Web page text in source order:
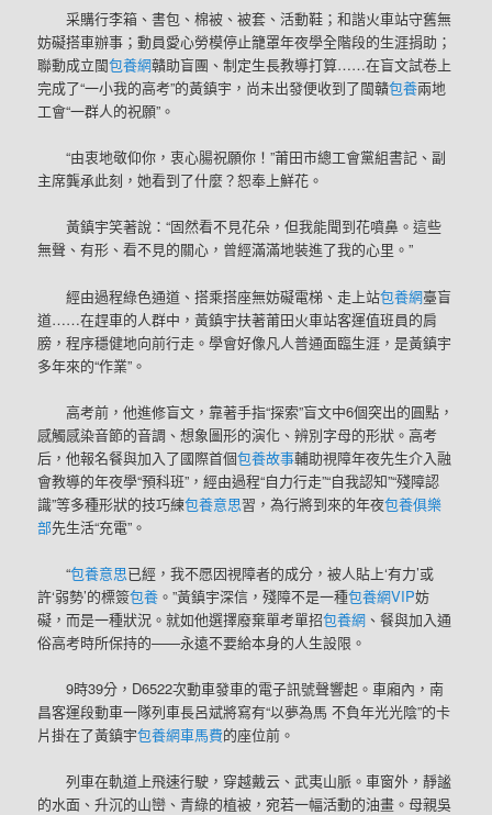
采購行李箱、書包、棉被、被套、活動鞋；和諧火車站守舊無
妨礙搭車辦事；動員愛心勞模停止籠罩年夜學全階段的生涯捐助；
聯動成立閩包養網贛助盲團、制定生長教導打算……在盲文試卷上
完成了“一小我的高考”的黃鎮宇，尚未出發便收到了閩贛包養兩地
工會“一群人的祝願”。
“由衷地敬仰你，衷心腸祝願你！”莆田市總工會黨組書記、副
主席龔承此刻，她看到了什麼？恕奉上鮮花。
黃鎮宇笑著說：“固然看不見花朵，但我能聞到花噴鼻。這些
無聲、有形、看不見的關心，曾經滿滿地裝進了我的心里。”
經由過程綠色通道、搭乘搭座無妨礙電梯、走上站包養網臺盲
道……在趕車的人群中，黃鎮宇扶著莆田火車站客運值班員的肩
膀，程序穩健地向前行走。學會好像凡人普通面臨生涯，是黃鎮宇
多年來的“作業”。
高考前，他進修盲文，靠著手指“探索”盲文中6個突出的圓點，
感觸感染音節的音調、想象圖形的演化、辨別字母的形狀。高考
后，他報名餐與加入了國際首個包養故事輔助視障年夜先生介入融
會教導的年夜學“預科班”，經由過程“自力行走”“自我認知”“殘障認
識”等多種形狀的技巧練包養意思習，為行將到來的年夜包養俱樂
部先生活“充電”。
“包養意思已經，我不愿因視障者的成分，被人貼上‘有力’或
許‘弱勢’的標簽包養 。”黃鎮宇深信，殘障不是一種包養網VIP妨
礙，而是一種狀況。就如他選擇廢棄單考單招包養網 、餐與加入通
俗高考時所保持的——永遠不要給本身的人生設限。
9時39分，D6522次動車發車的電子訊號聲響起。車廂內，南
昌客運段動車一隊列車長呂斌將寫有“以夢為馬 不負年光光陰”的卡
片掛在了黃鎮宇包養網車馬費的座位前。
列車在軌道上飛速行駛，穿越戴云、武夷山脈。車窗外，靜謐
的水面、升沉的山巒、青綠的植被，宛若一幅活動的油畫。母親吳